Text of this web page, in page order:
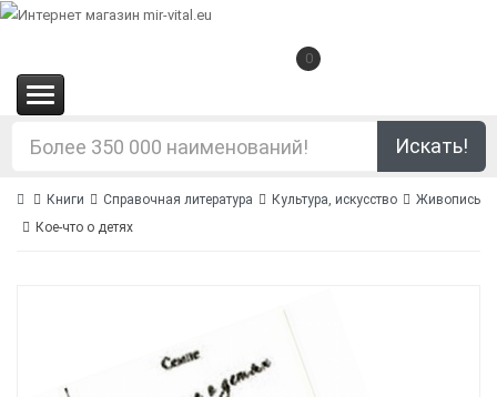
0
Искать!
Книги Справочная литература Культура, искусство
Живопись
Кое-что о детях